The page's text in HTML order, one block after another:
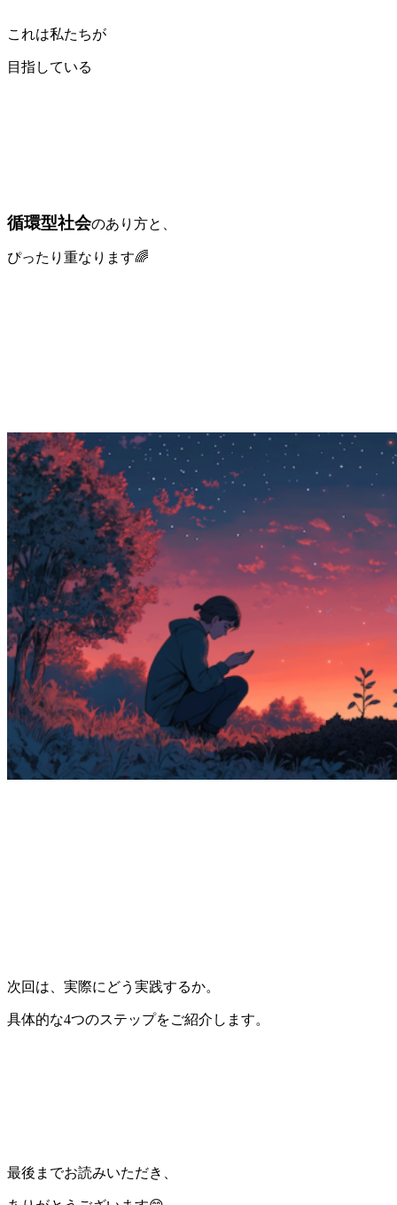
これは私たちが
目指している
循環型社会のあり方と、
ぴったり重なります🌈
次回は、実際にどう実践するか。
具体的な4つのステップをご紹介します。
最後までお読みいただき、